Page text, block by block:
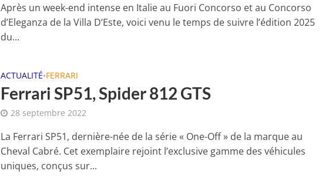
Après un week-end intense en Italie au Fuori Concorso et au Concorso
d’Eleganza de la Villa D’Este, voici venu le temps de suivre l’édition 2025
du...
ACTUALITÉ•FERRARI
Ferrari SP51, Spider 812 GTS
28 septembre 2022
La Ferrari SP51, dernière-née de la série « One-Off » de la marque au
Cheval Cabré. Cet exemplaire rejoint l’exclusive gamme des véhicules
uniques, conçus sur...